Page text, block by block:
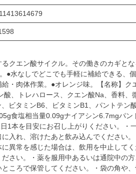
クエン酸サイクル。その働きのカギと
●水なしでどこでも手軽に補給できる、
・肉体作業。●オレンジ味。【名称】
酸、トレハロース、クエン酸Na、香料
ビタミンB6、ビタミンB1、パントテン
食塩相当量0.09gナイアシン6.7mgパ
1本を目安にお召し上がりください。・
入れ、溶けたあと飲み込んでください
異常を感じた場合は、飲用を中止して
さい。・薬を服用中あるいは通院中の
ころで保管してください。・袋の角や